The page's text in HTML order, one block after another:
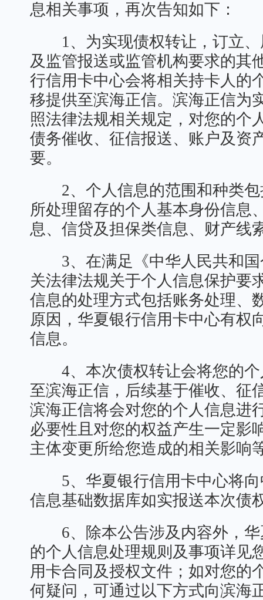
息相关事项，再次告知如下：
1、为实现债权转让，订立、
及监管报送或监管机构要求的其
行信用卡中心会将相关持卡人的
移提供至滨海正信。滨海正信为
照法律法规相关规定，对您的个
债务催收、征信报送、账户及资
要。
2、个人信息的范围和种类包
所处理留存的个人基本身份信息
息、信贷及担保类信息、财产线
3、在满足《中华人民共和国
关法律法规关于个人信息保护要
信息的处理方式包括账务处理、
原因，华夏银行信用卡中心有权
信息。
4、本次债权转让会将您的个
至滨海正信，后续基于催收、征
滨海正信将会对您的个人信息进
必要性且对您的权益产生一定影
主体变更所给您造成的相关影响
5、华夏银行信用卡中心将向
信息基础数据库如实报送本次债
6、除本公告涉及内容外，华
的个人信息处理规则及事项详见
用卡合同及授权文件；如对您的
何疑问，可通过以下方式向滨海